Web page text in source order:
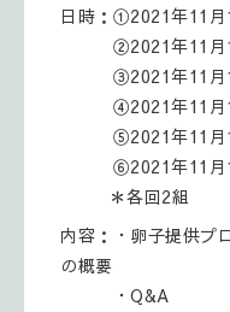
日時：①2021年11
②2021年11月12
③2021年11月12
④2021年11月13
⑤2021年11月13
⑥2021年11月13
＊各回2組
内容：・卵子提供プ
の概要
・Q&A